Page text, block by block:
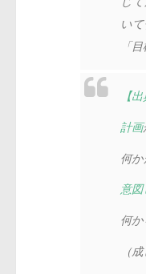
い
「
【
計画
何
意
何
（